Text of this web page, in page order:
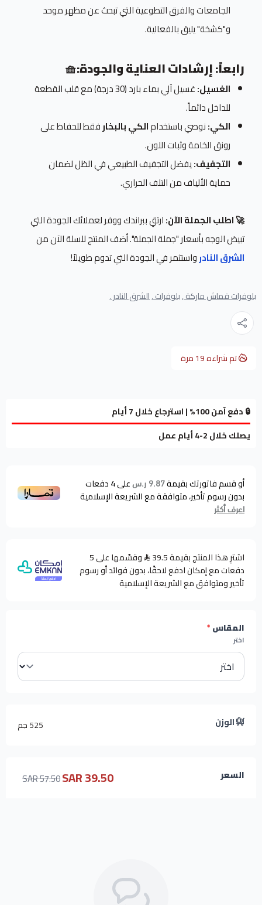
الجامعات والفرق التطوعية التي تبحث عن مظهر موحد
و"كشخة" يليق بالفعالية.
رابعاً: إرشادات العناية والجودة:🧺
الغسيل:
غسيل آلي بماء بارد (30 درجة) مع قلب القطعة
للداخل دائماً.
الكي:نوصي باستخدامالكي بالبخارفقط للحفاظ على
رونق الخامة وثبات اللون.
التجفيف:يفضل التجفيف الطبيعي في الظل لضمان
حماية الألياف من التلف الحراري.
🚀 اطلب الجملة الآن:ارتقِ ببراندك ووفر لعملائك الجودة التي
تبيض الوجه بأسعار "جملة الجملة". أضف المنتج للسلة الآن من
الشرق النادرواستثمر في الجودة التي تدوم طويلاً!
بلوفرات قماش ماركة ,بلوفرات ,الشرق النادر ,
تم شراءه19مرة
🔒 دفع آمن 100% | استرجاع خلال 7 أيام
يصلك خلال 2-4 أيام عمل
أو قسم فاتورتك بقيمة9.87 ر.س على4دفعات
بدون رسوم تأخير، متوافقة مع الشريعة الإسلامية
اعرف أكثر
اشترِ هذا المنتج بقيمة 39.5
وقسّمها على 5
دفعات مع إمكان ادفع لاحقًا، بدون فوائد أو رسوم
تأخير ومتوافق مع الشريعة الإسلامية
المقاس*
اختر
الوزن 525 جم
السعر 39.50 SAR
57.50 SAR